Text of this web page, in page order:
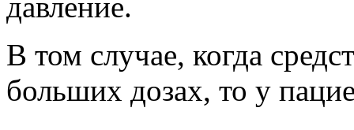
давление.
В том случае, когда
больших дозах, то у